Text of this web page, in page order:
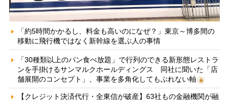
「約5時間かかるし、料金も高いのになぜ？」東京～博多間の
移動に飛行機ではなく新幹線を選ぶ人の事情
「30種類以上のパン食べ放題」で行列のできる新形態レストラ
ンを手掛けるサンマルクホールディングス 同社に聞いた「店
舗展開のコンセプト」、事業を多角化してもぶれない軸
【クレジット決済代行・全東信が破産】63社もの金融機関が融